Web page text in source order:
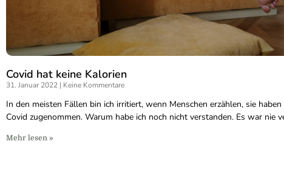
Covid hat keine Kalorien
31. Januar 2022 Keine Kommentare
In den meisten Fällen bin ich irritiert, wenn Menschen erzählen, sie
Covid zugenommen. Warum habe ich noch nicht verstanden. Es war nie
Mehr lesen »